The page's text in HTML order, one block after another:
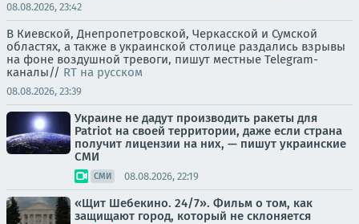
08.08.2026, 23:42
В Киевской, Днепропетровской, Черкасской и Сумской
областях, а также в украинской столице раздались взрывы
на фоне воздушной тревоги, пишут местные Telegram-
каналы// RT на русском
08.08.2026, 23:39
Украине не дадут производить ракеты для
Patriot на своей территории, даже если страна
получит лицензии на них, — пишут украинские
СМИ
СМИ 08.08.2026, 22:19
«Щит Шебекино. 24/7». Фильм о том, как
защищают город, который не склоняется